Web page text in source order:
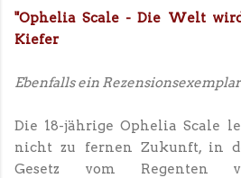
"Ophelia Scale - Die Welt
Kiefer
Ebenfalls ein
Die 18-jährige Ophelia Scale
nicht zu fernen Zukunft, in
Gesetz vom Regenten